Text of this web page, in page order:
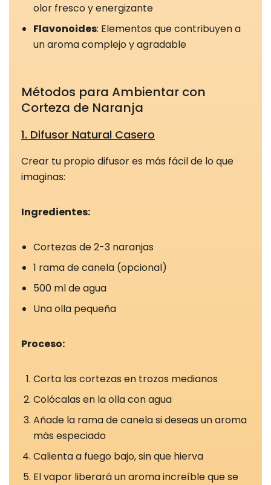
olor fresco y energizante
Flavonoides: Elementos que contribuyen a
un aroma complejo y agradable
Métodos para Ambientar con
Corteza de Naranja
1. Difusor Natural Casero
Crear tu propio difusor es más fácil de lo que
imaginas:
Ingredientes:
Cortezas de 2-3 naranjas
1 rama de canela (opcional)
500 ml de agua
Una olla pequeña
Proceso:
Corta las cortezas en trozos medianos
Colócalas en la olla con agua
Añade la rama de canela si deseas un aroma
más especiado
Calienta a fuego bajo, sin que hierva
El vapor liberará un aroma increíble que se
Cookies
estrictamente
necesarias
necesarias son
aquellas